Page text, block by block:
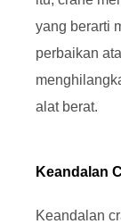
yang berarti
perbaikan
alat berat.
Keandalan
Keandalan